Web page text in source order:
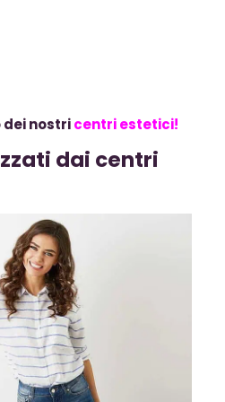
dei nostricentri estetici!
dai centri